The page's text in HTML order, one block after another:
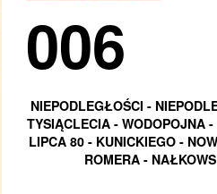
006
NIEPODLEGŁOŚCI -
TYSIĄCLECIA - WODOPOJNA
LIPCA 80 - KUNICKIEGO -
ROMERA -